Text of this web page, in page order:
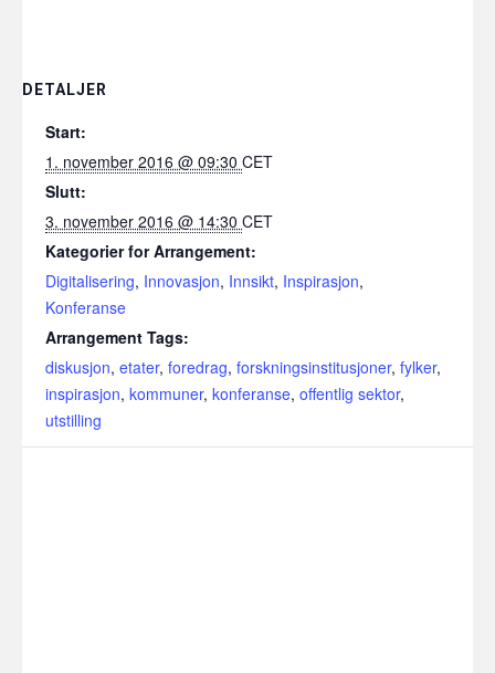
DETALJER
Start:
1. november 2016 @ 09:30 CET
Slutt:
3. november 2016 @ 14:30 CET
Kategorier for Arrangement:
Digitalisering, Innovasjon, Innsikt, Inspirasjon,
Konferanse
Arrangement Tags:
diskusjon, etater, foredrag, forskningsinstitusjoner, fylker,
inspirasjon, kommuner, konferanse, offentlig sektor,
utstilling